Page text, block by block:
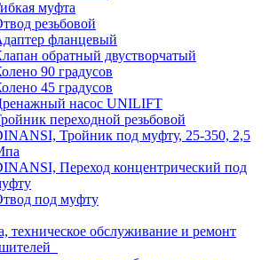
муфта
резьбовой
фланцевый
обратный двустворчатый
90 градусов
45 градусов
насос UNILIFT
переходной резьбовой
Тройник под муфту, 25-350, 2,5
Переход концентрический под
под муфту
техническое обслуживание и ремонт